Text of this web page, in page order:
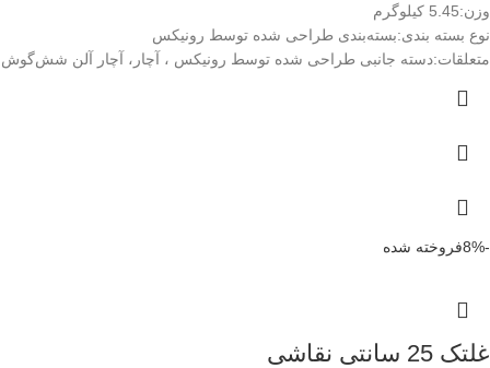
وزن:5.45 کیلوگرم
نوع بسته ‌بندی:بسته‌بندی طراحی شده توسط رونیکس
متعلقات:دسته جانبی طراحی شده توسط رونیکس ، آچار، آچار آلن شش‌گوش
-8% فروخته شده
غلتک 25 سانتی نقاشی